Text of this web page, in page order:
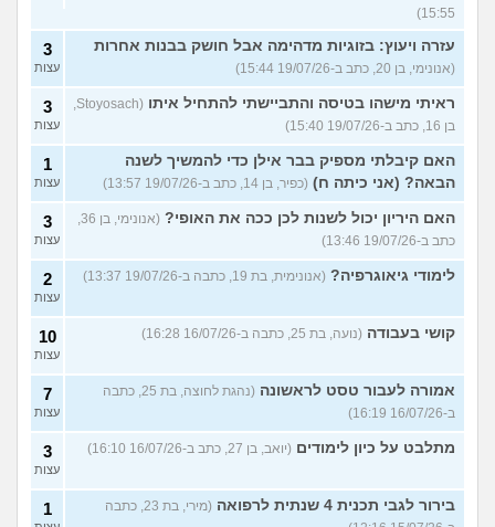
15:55)
עזרה ויעוץ: בזוגיות מדהימה אבל חושק בבנות אחרות
(אנונימי, בן 20, כתב ב-19/07/26 15:44)
3
עצות
ראיתי מישהו בטיסה והתביישתי להתחיל איתו
(Stoyosach,
בן 16, כתב ב-19/07/26 15:40)
3
עצות
האם קיבלתי מספיק בבר אילן כדי להמשיך לשנה
הבאה? (אני כיתה ח) (כפיר, בן 14, כתב ב-19/07/26 13:57)
1
עצות
האם היריון יכול לשנות לכן ככה את האופי?
(אנונימי, בן 36,
כתב ב-19/07/26 13:46)
3
עצות
לימודי גיאוגרפיה? (אנונימית, בת 19, כתבה ב-19/07/26 13:37) 2
עצות
קושי בעבודה (נועה, בת 25, כתבה ב-16/07/26 16:28) 10
עצות
אמורה לעבור טסט לראשונה
(נהגת לחוצה, בת 25, כתבה
ב-16/07/26 16:19)
7
עצות
מתלבט על כיון לימודים (יואב, בן 27, כתב ב-16/07/26 16:10) 3
עצות
בירור לגבי תכנית 4 שנתית לרפואה
(מירי, בת 23, כתבה
1